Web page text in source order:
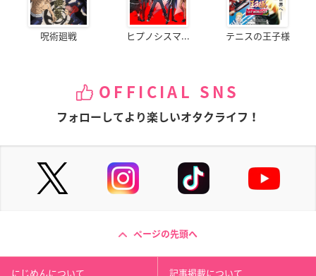
呪術廻戦 ヒプノシスマ... テニスの王子様
OFFICIAL SNS
フォローしてより楽しいオタクライフ！
ページの先頭へ
にじめんについて 記事掲載について